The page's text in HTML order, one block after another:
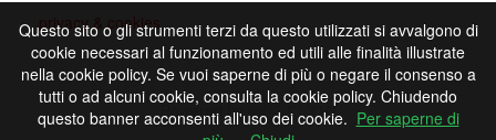
privacy & cookies
Powered by
Questo sito o gli strumenti terzi da questo utilizzati si avvalgono di
cookie necessari al funzionamento ed utili alle finalità illustrate
nella cookie policy. Se vuoi saperne di più o negare il consenso a
tutti o ad alcuni cookie, consulta la cookie policy. Chiudendo
questo banner acconsenti all'uso dei cookie. Per saperne di